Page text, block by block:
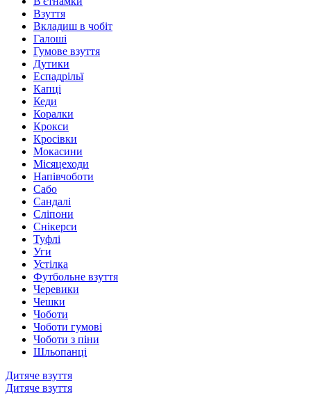
Взуття
Вкладиш в чобіт
Галоші
Гумове взуття
Дутики
Еспадрільї
Капці
Кеди
Коралки
Крокси
Кросівки
Мокасини
Місяцеходи
Напівчоботи
Сабо
Сандалі
Сліпони
Снікерси
Туфлі
Уги
Устілка
Футбольне взуття
Черевики
Чешки
Чоботи
Чоботи гумові
Чоботи з піни
Шльопанці
Дитяче взуття
Дитяче взуття